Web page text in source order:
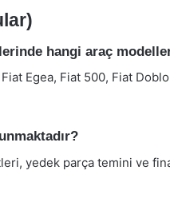
hangi araç
Egea, Fiat 500, Fiat
yedek parça temini ve